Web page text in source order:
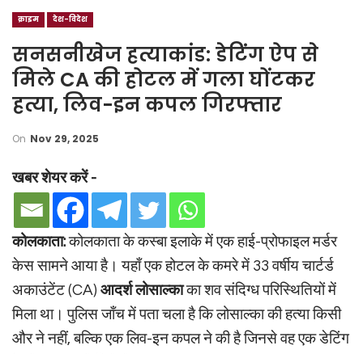
क्राइम देश-विदेश
सनसनीखेज हत्याकांड: डेटिंग ऐप से
मिले CA की होटल में गला घोंटकर
हत्या, लिव-इन कपल गिरफ्तार
On Nov 29, 2025
खबर शेयर करें -
कोलकाता:कोलकाता के कस्बा इलाके में एक हाई-प्रोफाइल मर्डर
केस सामने आया है। यहाँ एक होटल के कमरे में 33 वर्षीय चार्टर्ड
अकाउंटेंट (CA) आदर्श लोसाल्काका शव संदिग्ध परिस्थितियों में
मिला था। पुलिस जाँच में पता चला है कि लोसाल्का की हत्या किसी
और ने नहीं, बल्कि एक लिव-इन कपल ने की है जिनसे वह एक डेटिंग